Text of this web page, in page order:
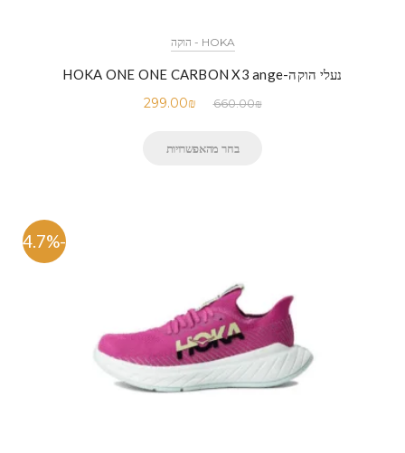
HOKA - הוקה
נעלי הוקה-HOKA ONE ONE CARBON X3 ange
660.00₪
299.00₪
בחר מהאפשרויות
-54.7%